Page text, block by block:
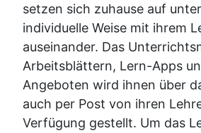
setzen sich zuhause auf
individuelle Weise mit ihrem
auseinander. Das
Arbeitsblättern, Lern-Apps
Angeboten wird ihnen über
auch per Post von ihren
Verfügung gestellt. Um das